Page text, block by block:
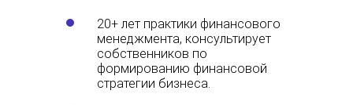
20+ лет практики финансового
менеджмента, консультирует
собственников по
формированию финансовой
стратегии бизнеса.